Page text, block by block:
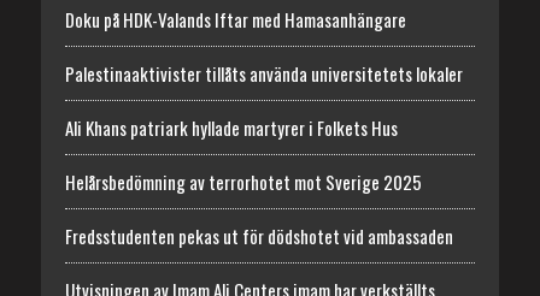
Doku på HDK-Valands Iftar med Hamasanhängare
Palestinaaktivister tillåts använda universitetets lokaler
Ali Khans patriark hyllade martyrer i Folkets Hus
Helårsbedömning av terrorhotet mot Sverige 2025
Fredsstudenten pekas ut för dödshotet vid ambassaden
Utvisningen av Imam Ali Centers imam har verkställts